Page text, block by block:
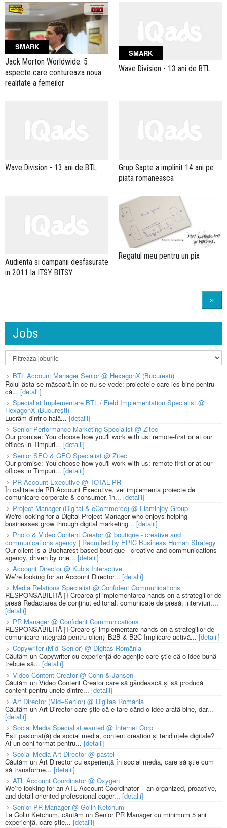
SMARK
Jack Morton Worldwide: 5
aspecte care contureaza noua
realitate a femeilor
SMARK
Wave Division - 13 ani de BTL
Wave Division - 13 ani de BTL
Grup Sapte a implinit 14 ani pe
piata romaneasca
Audienta si campanii desfasurate
in 2011 la ITSY BITSY
Regatul meu pentru un pix
»
Jobs
BTL Account Manager Senior @ HexagonX (București)
Rolul ăsta se măsoară în ce nu se vede: proiectele care ies bine pentru
că... [detalii]
Specialist Implementare BTL / Field Implementation Specialist @
HexagonX (București)
Lucrăm dintr-o hală...[detalii]
Senior Performance Marketing Specialist @ Zitec
Our promise: You choose how you'll work with us: remote-first or at our
offices in Timpuri... [detalii]
Senior SEO & GEO Specialist @ Zitec
Our promise: You choose how you'll work with us: remote-first or at our
offices in Timpuri... [detalii]
PR Account Executive @ TOTAL PR
În calitate de PR Account Executive, vei implementa proiecte de
comunicare corporate & consumer, în... [detalii]
Project Manager (Digital & eCommerce) @ Flaminjoy Group
We're looking for a Digital Project Manager who enjoys helping
businesses grow through digital marketing... [detalii]
Photo & Video Content Creator @ boutique - creative and
communications agency | Recruited by EPIC Business Human Strategy
Our client is a Bucharest based boutique - creative and communications
agency, driven by one... [detalii]
Account Director @ Kubis Interactive
We’re looking for an Account Director... [detalii]
Media Relations Specialist @ Confident Communications
RESPONSABILITĂȚI Crearea și implementarea hands-on a strategiilor de
presă Redactarea de conținut editorial: comunicate de presă, interviuri,...
[detalii]
PR Manager @ Confident Communications
RESPONSABILITĂȚI Creare și implementare hands-on a strategiilor de
comunicare integrată pentru clienți B2B & B2C Implicare activă... [detalii]
Copywriter (Mid–Senior) @ Digitas România
Căutăm un Copywriter cu experiență de agenție care știe că o idee bună
trebuie să... [detalii]
Video Content Creator @ Cohn & Jansen
Căutăm un Video Content Creator care să gândească și să producă
content pentru unele dintre... [detalii]
Art Director (Mid–Senior) @ Digitas România
Căutăm un Art Director care știe că e tare când o idee arată bine, dar...
[detalii]
Social Media Specialist wanted @ Internet Corp
Ești pasionat(ă) de social media, content creation și tendințele digitale?
Ai un ochi format pentru... [detalii]
Social Media Art Director @ pastel
Căutăm un Art Director cu experiență în social media, care să știe cum
să transforme... [detalii]
ATL Account Coordinator @ Oxygen
We’re looking for an ATL Account Coordinator – an organized, proactive,
and detail-oriented professional eager... [detalii]
Senior PR Manager @ Golin Ketchum
La Golin Ketchum, căutăm un Senior PR Manager cu minimum 5 ani
experiență, care știe... [detalii]